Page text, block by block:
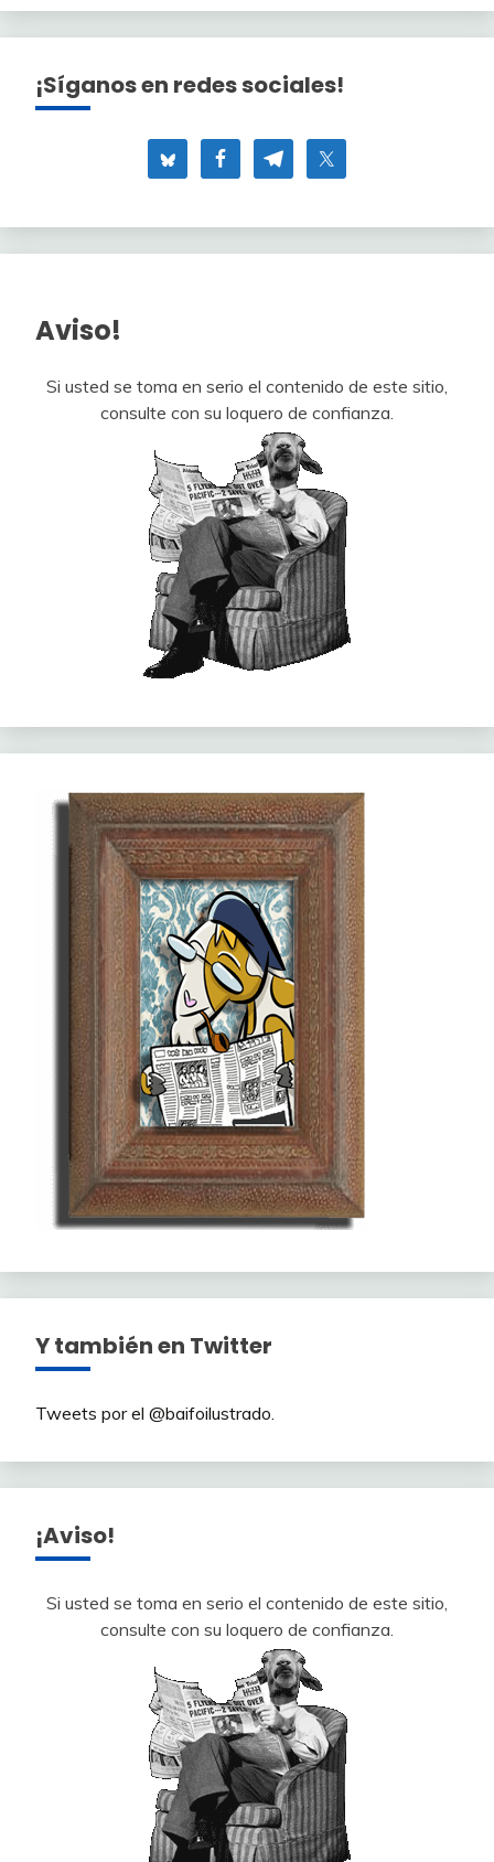
¡Síganos en redes sociales!
Aviso!
Si usted se toma en serio el contenido de este sitio,
consulte con su loquero de confianza.
Y también en Twitter
Tweets por el @baifoilustrado.
¡Aviso!
Si usted se toma en serio el contenido de este sitio,
consulte con su loquero de confianza.